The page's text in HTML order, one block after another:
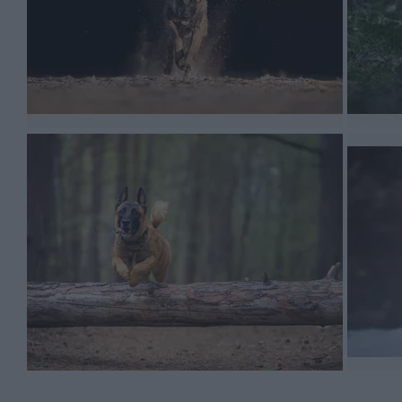
rasy, tym niższa średnia długość życia).
Jak każda rasa, owczarek belgijski malinois posiada
ciągłej pracy. Ze względu na powyższe, malinois nie
Może być też nieco wrażliwy i bardzo źle reaguje na
aktywnej, stroniącej od długich zabaw i
problematyczne. Niestety nawet najlepsze szkolenie
W dobrych hodowlach zwraca się szczególną uwagę
zadanie odpowiedniej socjalizacji zostaje
zapachów i sytuacji. Dzięki temu będzie lepiej
Opisując dalsze etapy szkolenia, warto zwrócić
bardzo chętny do nauki, jednak warto urozmaicać mu
Malinoisa wyróżnia średnia waga oraz wyjątkowa